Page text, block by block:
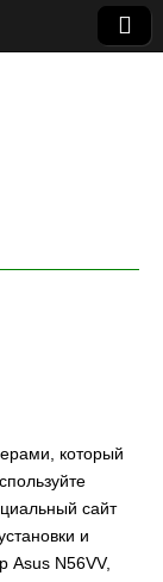
который
сайт
и
Asus N56VV,